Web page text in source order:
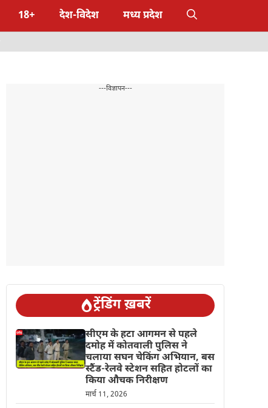
18+ देश-विदेश मध्य प्रदेश
---विज्ञापन---
ट्रेंडिंग ख़बरें
सीएम के हटा आगमन से पहले
दमोह में कोतवाली पुलिस ने
चलाया सघन चेकिंग अभियान, बस
स्टैंड-रेलवे स्टेशन सहित होटलों का
किया औचक निरीक्षण
मार्च 11, 2026